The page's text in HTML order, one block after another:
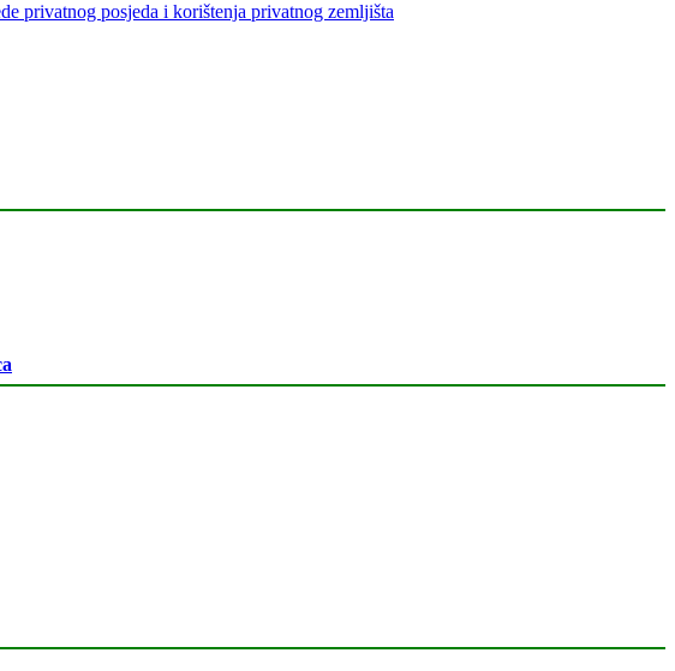
privatnog posjeda i korištenja privatnog zemljišta